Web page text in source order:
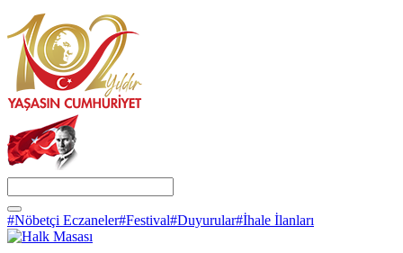
#Nöbetçi Eczaneler#Festival#Duyurular#İhale İlanları